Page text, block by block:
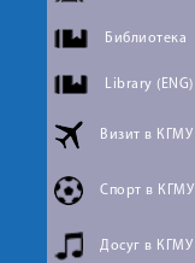
Библиотека
Library (ENG)
Визит в КГМУ
Спорт в КГМУ
Досуг в КГМУ